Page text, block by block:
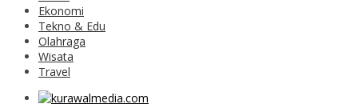
Ekonomi
Tekno & Edu
Olahraga
Wisata
Travel